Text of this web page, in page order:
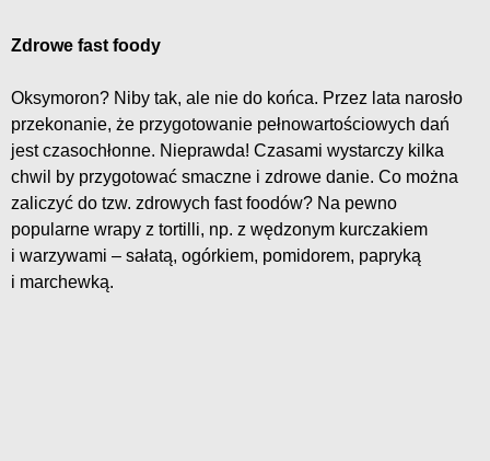
Zdrowe fast foody
Oksymoron? Niby tak, ale nie do końca. Przez lata narosło
przekonanie, że przygotowanie pełnowartościowych dań
jest czasochłonne. Nieprawda! Czasami wystarczy kilka
chwil by przygotować smaczne i zdrowe danie. Co można
zaliczyć do tzw. zdrowych fast foodów? Na pewno
popularne wrapy z tortilli, np. z wędzonym kurczakiem
i warzywami – sałatą, ogórkiem, pomidorem, papryką
i marchewką.